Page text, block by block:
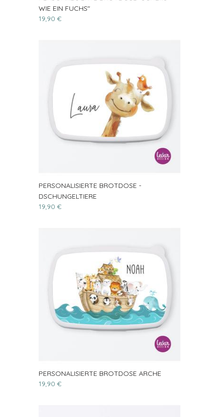
WIE EIN FUCHS"
19,90 €
PERSONALISIERTE BROTDOSE -
DSCHUNGELTIERE
19,90 €
PERSONALISIERTE BROTDOSE ARCHE
19,90 €